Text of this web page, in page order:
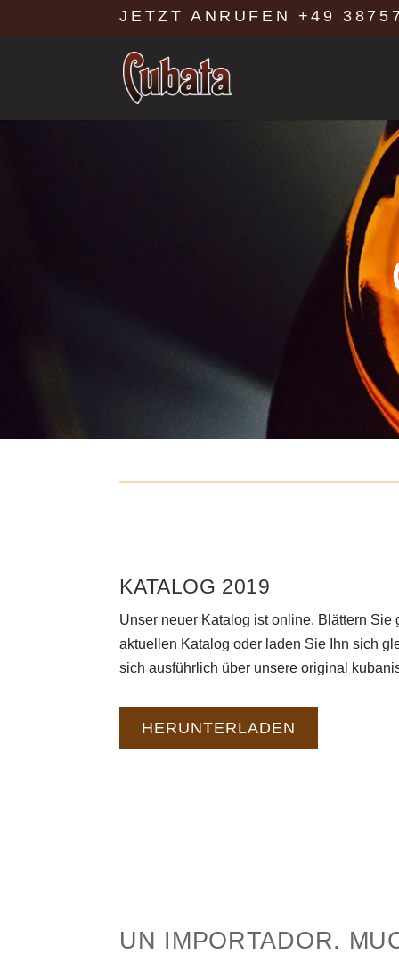
JETZT ANRUFEN +49
KATALOG 2019
Unser neuer Katalog ist online. Blättern Sie
aktuellen Katalog oder laden Sie Ihn sich
sich ausführlich über unsere original
HERUNTERLADEN
UN IMPORTADOR.